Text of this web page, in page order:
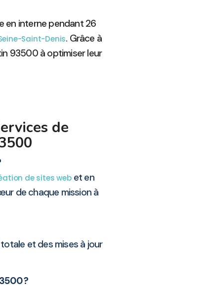
en interne pendant 26
Saint-Denis. Grâce à
93500 à optimiser leur
de
de sites webet en
de chaque mission à
et des mises à jour
?